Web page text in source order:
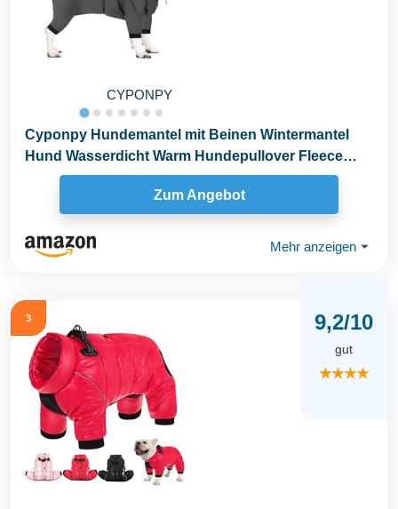
CYPONPY
Cyponpy Hundemantel mit Beinen Wintermantel
Hund Wasserdicht Warm Hundepullover Fleece
Hundejacke...
Zum Angebot
Mehr anzeigen ⏷
3 9,2/10
gut
★★★★